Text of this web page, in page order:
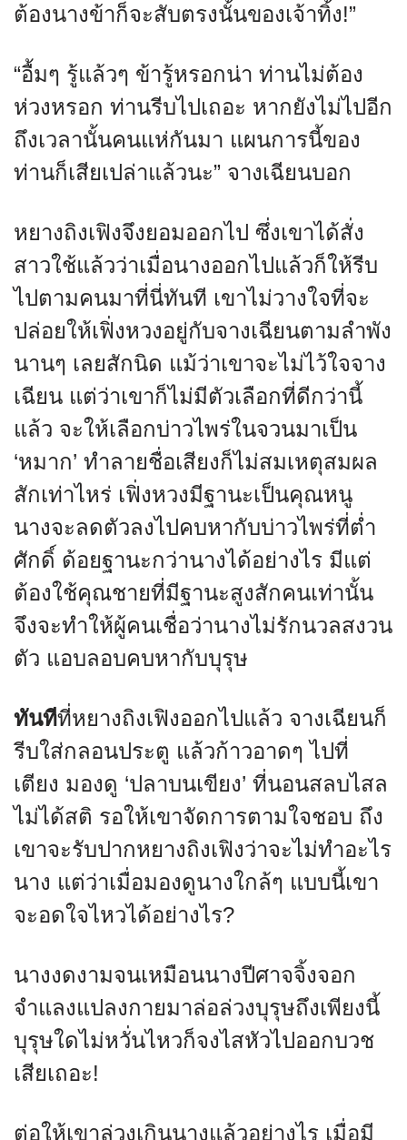
ต้องนางข้าก็จะสับตรงนั้นของเจ้าทิ้ง!”
“อื้มๆ รู้แล้วๆ ข้ารู้หรอกน่า ท่านไม่ต้อง
ห่วงหรอก ท่านรีบไปเถอะ หากยังไม่ไปอีก
ถึงเวลานั้นคนแห่กันมา แผนการนี้ของ
ท่านก็เสียเปล่าแล้วนะ” จางเฉียนบอก
หยางถิงเฟิงจึงยอมออกไป ซึ่งเขาได้สั่ง
สาวใช้แล้วว่าเมื่อนางออกไปแล้วก็ให้รีบ
ไปตามคนมาที่นี่ทันที เขาไม่วางใจที่จะ
ปล่อยให้เฟิ่งหวงอยู่กับจางเฉียนตามลำพัง
นานๆ เลยสักนิด แม้ว่าเขาจะไม่ไว้ใจจาง
เฉียน แต่ว่าเขาก็ไม่มีตัวเลือกที่ดีกว่านี้
แล้ว จะให้เลือกบ่าวไพร่ในจวนมาเป็น
‘หมาก’ ทำลายชื่อเสียงก็ไม่สมเหตุสมผล
สักเท่าไหร่ เฟิ่งหวงมีฐานะเป็นคุณหนู
นางจะลดตัวลงไปคบหากับบ่าวไพร่ที่ต่ำ
ศักดิ์ ด้อยฐานะกว่านางได้อย่างไร มีแต่
ต้องใช้คุณชายที่มีฐานะสูงสักคนเท่านั้น
จึงจะทำให้ผู้คนเชื่อว่านางไม่รักนวลสงวน
ตัว แอบลอบคบหากับบุรุษ
ทันทีที่หยางถิงเฟิงออกไปแล้ว จางเฉียนก็
รีบใส่กลอนประตู แล้วก้าวอาดๆ ไปที่
เตียง มองดู ‘ปลาบนเขียง’ ที่นอนสลบไสล
ไม่ได้สติ รอให้เขาจัดการตามใจชอบ ถึง
เขาจะรับปากหยางถิงเฟิงว่าจะไม่ทำอะไร
นาง แต่ว่าเมื่อมองดูนางใกล้ๆ แบบนี้เขา
จะอดใจไหวได้อย่างไร?
นางงดงามจนเหมือนนางปีศาจจิ้งจอก
จำแลงแปลงกายมาล่อล่วงบุรุษถึงเพียงนี้
บุรุษใดไม่หวั่นไหวก็จงไสหัวไปออกบวช
เสียเถอะ!
ต่อให้เขาล่วงเกินนางแล้วอย่างไร เมื่อมี